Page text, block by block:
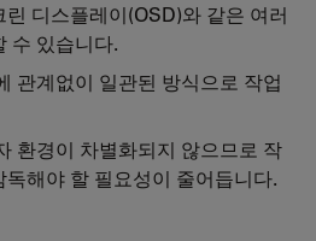
디스플레이(OSD)와 같은 여러
수 있습니다.
관계없이 일관된 방식으로 작업
환경이 차별화되지 않으므로 작
해야 할 필요성이 줄어듭니다.